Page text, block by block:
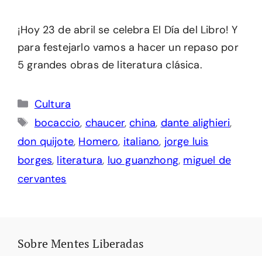
¡Hoy 23 de abril se celebra El Día del Libro! Y
para festejarlo vamos a hacer un repaso por
5 grandes obras de literatura clásica.
Categorías
Cultura
Etiquetas
bocaccio, chaucer,china, dante alighieri,
don quijote, Homero, italiano, jorge luis
borges, literatura, luo guanzhong, miguel de
cervantes
Sobre Mentes Liberadas